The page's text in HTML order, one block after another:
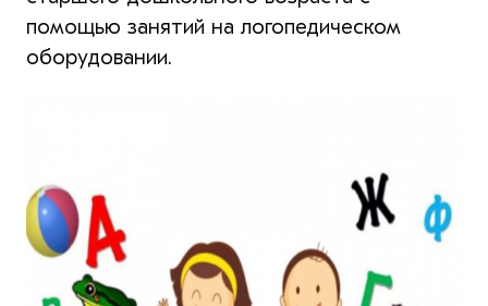
помощью занятий на логопедическом
оборудовании.